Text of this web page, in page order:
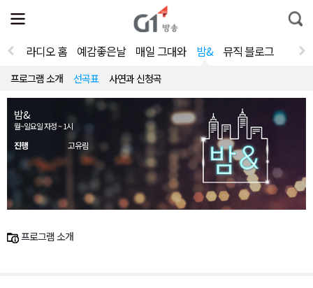
전
체
뉴
열
통
합
라디오 홈 예감좋은날 매일 그대와 밤& 뮤직 블로그
프로그램 소개 선곡표 사연과 신청곡
밤&
월~일요일 자정 ~ 1시
진행 고유림
프로그램 소개